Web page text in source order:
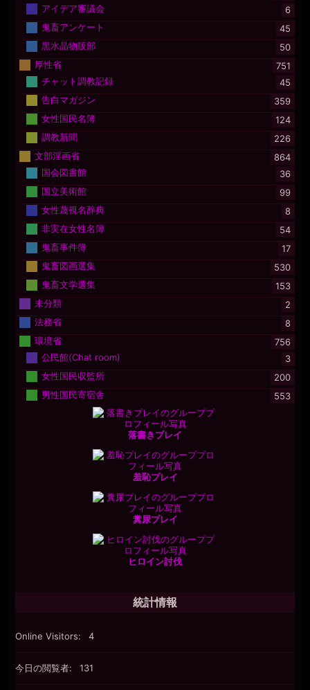
アイデア審議会
6
鬼畜アンケート
45
黒水晶物販部
50
厚性省
751
チャット調教記録
45
告白マガジン
359
女性国民名簿
124
調教新聞
226
文部淫画省
864
国会図書館
36
国立美術館
99
女性蔑視名辞典
8
非実在女性名簿
54
鬼畜事件簿
17
鬼畜図画選集
530
鬼畜文学選集
153
未分類
2
法務省
8
環境省
756
公民館(Chat room)
3
女性国民収監所
200
男性国民寄宿舎
553
落書きプレイ
羞恥プレイ
糞尿プレイ
ヒロイン討伐
統計情報
Online Visitors: 4
今日の閲覧者: 131